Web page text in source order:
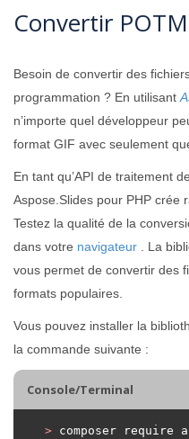
Convertir
Besoin de convertir des
programmation ? En utilisant
n’importe quel développeur
format GIF avec seulement
En tant qu’API de traitement
Aspose.Slides pour PHP crée
Testez la qualité de la
dans votre navigateur . La
vous permet de convertir des
formats populaires.
Vous pouvez installer la
la commande suivante :
Console/Terminal
> composer require